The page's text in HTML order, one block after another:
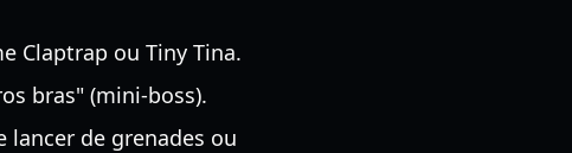
Claptrap ou Tiny Tina.
bras" (mini-boss).
lancer de grenades ou